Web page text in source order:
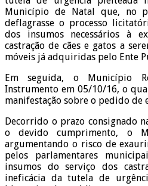
Município de Natal que, no
deflagrasse o processo
dos insumos necessários à
castração de cães e gatos a
móveis já adquiridas pelo Ente
Em seguida, o Município
Instrumento em 05/10/16, o
manifestação sobre o pedido de
Decorrido o prazo consignado
o devido cumprimento, o
argumentando o risco de
pelos parlamentares
insumos do serviço dos
ineficácia da tutela de